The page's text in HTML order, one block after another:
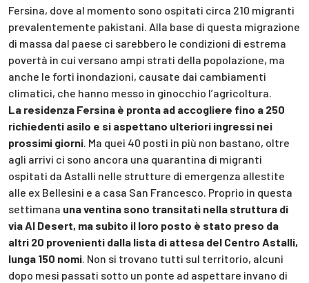
Fersina, dove al momento sono ospitati circa 210 migranti
prevalentemente pakistani. Alla base di questa migrazione
di massa dal paese ci sarebbero le condizioni di estrema
povertà in cui versano ampi strati della popolazione, ma
anche le forti inondazioni, causate dai cambiamenti
climatici, che hanno messo in ginocchio l’agricoltura.
La residenza Fersina è pronta ad accogliere fino a 250
richiedenti asilo e si aspettano ulteriori ingressi nei
prossimi giorni . Ma quei 40 posti in più non bastano, oltre
agli arrivi ci sono ancora una quarantina di migranti
ospitati da Astalli nelle strutture di emergenza allestite
alle ex Bellesini e a casa San Francesco. Proprio in questa
settimana una ventina sono transitati nella struttura di
via Al Desert, ma subito il loro posto è stato preso da
altri 20 provenienti dalla lista di attesa del Centro Astalli,
lunga 150 nomi . Non si trovano tutti sul territorio, alcuni
dopo mesi passati sotto un ponte ad aspettare invano di